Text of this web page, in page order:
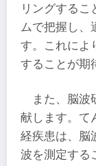
リングするこ
ムで把握し、
す。これによ
することが期
また、脳波
献します。て
経疾患は、脳
波を測定する